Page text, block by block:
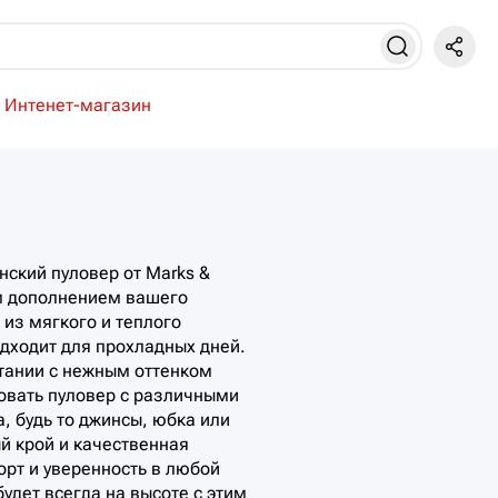
Интенет-магазин
пуловер от Marks &
дополнением вашего
мягкого и теплого
для прохладных дней.
с нежным оттенком
пуловер с различными
будь то джинсы, юбка или
крой и качественная
и уверенность в любой
всегда на высоте с этим